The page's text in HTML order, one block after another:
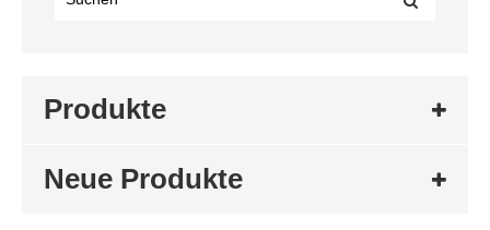
Produkte
Neue Produkte